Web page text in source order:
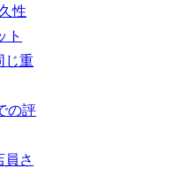
性
ト
じ重
の評
員さ